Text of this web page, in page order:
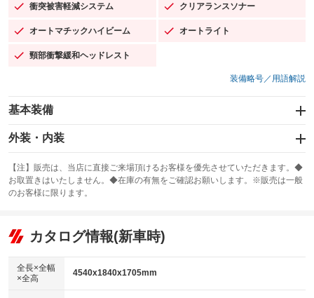
衝突被害軽減システム
：装備あり クリアランスソナー
：装備あり
オートマチックハイビーム
：装備あり オートライト
：装備あり
頸部衝撃緩和ヘッドレスト
：装備あり
装備略号／用語解説
基本装備
エアバッグ：運転席/助手席/サイド
：装備あり
：装備なし
サンルーフ
：装備なし ABS
リフトアップ
：装備なし
：装備なし
パワーウィンドウ
外装・内装
カーナビ：SDナビ
：装備あり
TV：ワンセグ
：装備あり
ビジュアル：-／DVD再生
：装備あり
：装備あり
革シート
【注】販売は、当店に直接ご来場頂けるお客様を優先させていただきます。◆
お取置きはいたしません。◆在庫の有無をご確認お願いします。※販売は一般
のお客様に限ります。
カタログ情報(新車時)
全長×全幅
×全高
4540x1840x1705mm